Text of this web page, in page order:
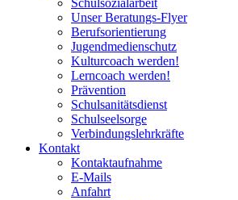
Unser Beratungs-Flyer
Berufsorientierung
Jugendmedienschutz
Kulturcoach werden!
Lerncoach werden!
Prävention
Schulsanitätsdienst
Schulseelsorge
Verbindungslehrkräfte
Kontakt
Kontaktaufnahme
E-Mails
Anfahrt